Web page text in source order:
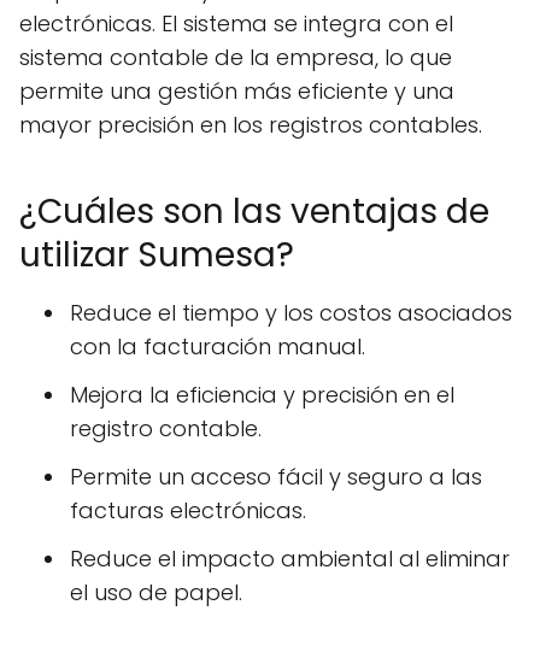
electrónicas. El sistema se integra con el
sistema contable de la empresa, lo que
permite una gestión más eficiente y una
mayor precisión en los registros contables.
¿Cuáles son las ventajas de
utilizar Sumesa?
Reduce el tiempo y los costos asociados
con la facturación manual.
Mejora la eficiencia y precisión en el
registro contable.
Permite un acceso fácil y seguro a las
facturas electrónicas.
Reduce el impacto ambiental al eliminar
el uso de papel.